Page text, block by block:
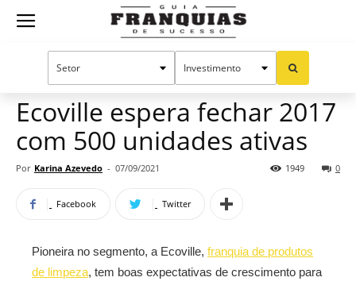
Guia
Mercado de franquias
Ecoville espera fechar 2017
com 500 unidades ativas
Por Karina Azevedo - 07/09/2021 0
1949
Facebook Twitter
Pioneira no segmento, a Ecoville, franquia de produtos
de limpeza, tem boas expectativas de crescimento para